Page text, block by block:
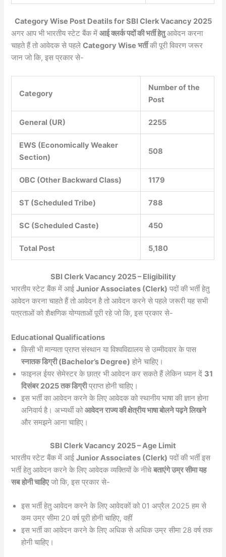
Category Wise Post Deatils for SBI Clerk Vacancy 2025
अगर आप भी भारतीय स्टेट बैंक मेंआई क्लर्क पदों की भर्ती हेतुआवेदन करना
चाहते हैं तो आवेदक से पहलेCategory Wise भर्तीकी पूरी विवरण जरूर
जान जो कि, इस प्रकार से-
Category
Number of the
Post
General (UR) 2255
EWS (Economically Weaker
Section)
508
OBC (Other Backward Class) 1179
ST (Scheduled Tribe) 788
SC (Scheduled Caste) 450
Total Post 5,180
SBI Clerk Vacancy 2025 – Eligibility
भारतीय स्टेट बैंक में आईJunior Associates (Clerk) पदों की भर्ती हेतु
आवेदन करना चाहते हैं तो आवेदन है तो आवेदन करने से पहले जरूरी यह सभी
पत्रताओं को शैक्षणिक योग्यताओं पूरी रहे जो कि, इस प्रकार से-
Educational Qualifications
किसी भी मान्यता प्राप्त संस्थान या विश्वविद्यालय से उम्मीदवार के पास
स्नातक डिग्री (Bachelor’s Degree) होने चाहिए।
फाइनल ईयर सेमेस्टर के छात्र भी आवेदन कर सकते हैं लेकिन ध्यान दें 31
दिसंबर 2025 तक डिग्रीप्राप्त होनी चाहिए।
इस भर्ती का आवेदन करने के लिए आवेदक को स्थानीय भाषा की ज्ञान होना
अनिवार्य है। अभ्यर्थी कोआवेदन राज्य की क्षेत्रीय भाषा बोलने पढ़ने लिखने
और समझने आना चाहिए।
SBI Clerk Vacancy 2025 – Age Limit
भारतीय स्टेट बैंक में आईJunior Associates (Clerk) पदों की भर्ती इस
भर्ती हेतु आवेदन करने के लिए आवेदक व्यक्तियों के नीचेबताएंगे उम्र सीमा यह
सब होनी चाहिएजो कि, इस प्रकार से-
इस भर्ती हेतु आवेदन करने के लिए आवेदकों को 01 अप्रैल 2025 हम से
कम उम्र सीमा 20 वर्ष पूरी होनी चाहिए, वहीं
इस भर्ती का आवेदन करने के लिए अधिक से अधिक उम्र सीमा 28 वर्ष तक
होनी चाहिए।